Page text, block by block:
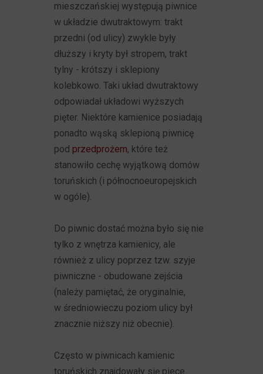
mieszczańskiej występują piwnice
w układzie dwutraktowym: trakt
przedni (od ulicy) zwykle były
dłuższy i kryty był stropem, trakt
tylny - krótszy i sklepiony
kolebkowo. Taki układ dwutraktowy
odpowiadał układowi wyższych
pięter. Niektóre kamienice posiadają
ponadto wąską sklepioną piwnicę
pod przedprożem, które też
stanowiło cechę wyjątkową domów
toruńskich (i północnoeuropejskich
w ogóle).
Do piwnic dostać można było się nie
tylko z wnętrza kamienicy, ale
również z ulicy poprzez tzw. szyje
piwniczne - obudowane zejścia
(należy pamiętać, że oryginalnie,
w średniowieczu poziom ulicy był
znacznie niższy niż obecnie).
Często w piwnicach kamienic
toruńskich znajdowały się piece